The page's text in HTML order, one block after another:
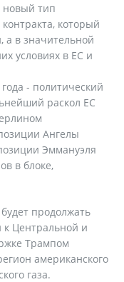
новый тип
который
а в значительной
условиях в ЕС и
- политический
раскол ЕС
Ангелы
Эммануэля
в блоке,
продолжать
к Центральной и
Трампом
американского
газа.